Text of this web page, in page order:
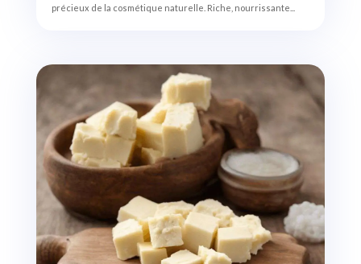
précieux de la cosmétique naturelle. Riche, nourrissante...